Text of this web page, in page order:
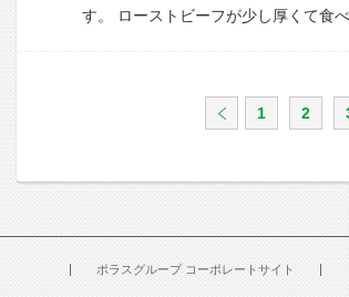
す。
ローストビーフが少し厚くて食
1 2
ポラスグループ コーポレートサイト